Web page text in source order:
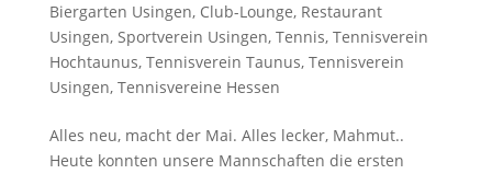
Biergarten Usingen, Club-Lounge, Restaurant
Usingen, Sportverein Usingen, Tennis, Tennisverein
Hochtaunus, Tennisverein Taunus, Tennisverein
Usingen, Tennisvereine Hessen
Alles neu, macht der Mai. Alles lecker, Mahmut..
Heute konnten unsere Mannschaften die ersten